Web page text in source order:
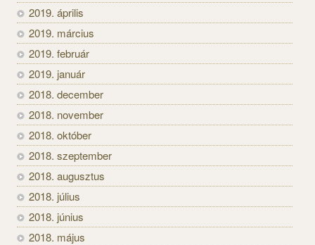
2019. április
2019. március
2019. február
2019. január
2018. december
2018. november
2018. október
2018. szeptember
2018. augusztus
2018. július
2018. június
2018. május